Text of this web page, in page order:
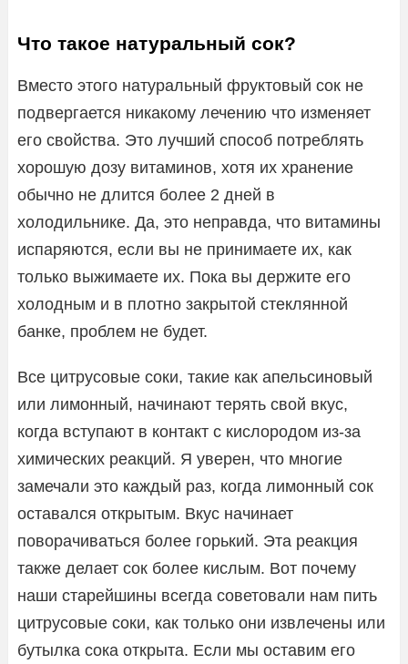
Что такое натуральный сок?
Вместо этого натуральный фруктовый сок не
подвергается никакому лечению что изменяет
его свойства. Это лучший способ потреблять
хорошую дозу витаминов, хотя их хранение
обычно не длится более 2 дней в
холодильнике. Да, это неправда, что витамины
испаряются, если вы не принимаете их, как
только выжимаете их. Пока вы держите его
холодным и в плотно закрытой стеклянной
банке, проблем не будет.
Все цитрусовые соки, такие как апельсиновый
или лимонный, начинают терять свой вкус,
когда вступают в контакт с кислородом из-за
химических реакций. Я уверен, что многие
замечали это каждый раз, когда лимонный сок
оставался открытым. Вкус начинает
поворачиваться более горький. Эта реакция
также делает сок более кислым. Вот почему
наши старейшины всегда советовали нам пить
цитрусовые соки, как только они извлечены или
бутылка сока открыта. Если мы оставим его